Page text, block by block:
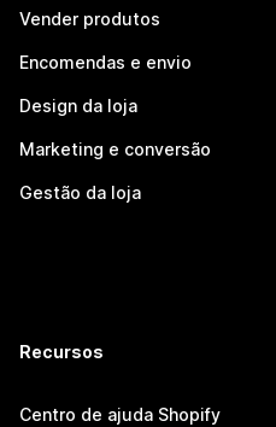
Vender produtos
Encomendas e envio
Design da loja
Marketing e conversão
Gestão da loja
Recursos
Centro de ajuda Shopify